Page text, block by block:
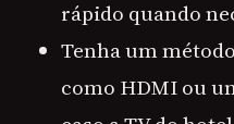
rápido quando
Tenha um
como HDMI ou